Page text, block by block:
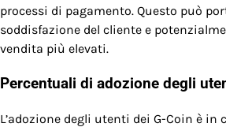
processi di pagamento. Questo può
soddisfazione del cliente e
vendita più elevati.
Percentuali di adozione degli
L’adozione degli utenti dei G-Coin è in